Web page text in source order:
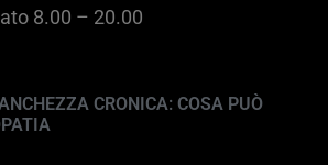
8.00 – 20.00
CRONICA: COSA PUÒ